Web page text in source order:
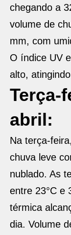
chegando a
volume de
mm, com
O índice UV
alto,
Terça-
abril:
Na terça-
chuva leve
nublado. As
entre 23°C e
térmica
dia. Volume